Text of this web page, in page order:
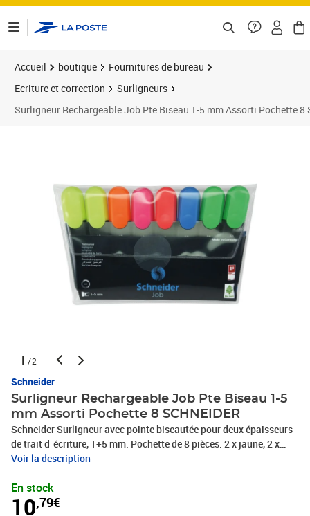
Accueil boutique
Fournitures de bureau
Ecriture et correction
Surligneurs
Surligneur Rechargeable Job Pte Biseau 1-5 mm Assorti Pochette 8
1 /2
Schneider
Surligneur Rechargeable Job Pte Biseau 1-5
mm Assorti Pochette 8 SCHNEIDER
Schneider Surligneur avec pointe biseautée pour deux épaisseurs
de trait d´écriture, 1+5 mm. Pochette de 8 pièces: 2 x jaune, 2 x
verte, chaque 1 x orange, rose, rouge, bleue. L'encre universelle
maximale et résistance à la lumière. Le corps en PP est résistant à
l'évaporation pendant 2 ans de stockage d'encre et est
Voir la description
En stock
10,79€